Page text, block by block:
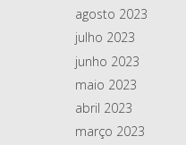
agosto 2023
julho 2023
junho 2023
maio 2023
abril 2023
março 2023